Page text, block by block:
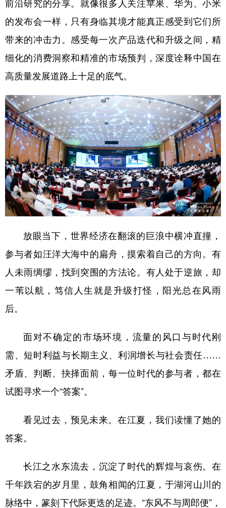
前沿研究的分享。就像很多人关注苹果、华为、小米
的发布会一样，只有身临其境才能真正感受到它们所
带来的冲击力。感受每一次产品迭代和升级之间，精
细化的消费洞察和精准的市场预判，深度诠释中国在
高质量发展道路上十足的底气。
放眼当下，世界经济在翻滚的巨浪中横冲直撞，
参与者如汪洋大海中的扁舟，摸索着自己的方向。有
人未雨绸缪，找到突围的方法论。有人处于逆旅，却
一苇以航，笃信人生就是升级打怪，阳光总在风雨
后。
面对不确定的市场环境，流量的风口与时代刚
需、短时利益与长期主义、利润增长与社会责任……
矛盾、判断、抉择面前，每一位时代的参与者，都在
试图寻求一个“答案”。
看见过去，预见未来。在江夏，我们读懂了她的
答案。
长江之水东流去，沉淀了时代的辉煌与哀伤。在
千年跌宕的岁月里，鼓角相闻的江夏，于湖河山川的
脉络中，篆刻下代际更迭的足迹。“东风不与周郎便”，